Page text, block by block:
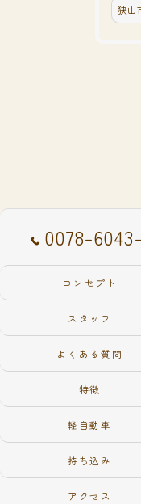
狭
0078-
コンセプト
スタッフ
よくある質問
特徴
軽自動車
持ち込み
アクセス